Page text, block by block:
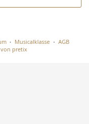
Musicalklasse
AGB
von pretix